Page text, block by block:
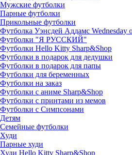
Мужские футболки
Парные футболки
Прикольные футболки
Футболка Уэнсдей Аддамс Wednesday
Футболки "Я РУССКИЙ"
Футболки Hello Kitty Sharp&Shop
Футболки в подарок для дедушки
Футболки в подарок для папы
Футболки для беременных
Футболки на заказ
Футболки с аниме Sharp&Shop
Футболки с принтами из мемов
Футболки с Симпсонами
Детям
Семейные футболки
Худи
Парные худи
Худи Hello Kitty Sharp&Shop